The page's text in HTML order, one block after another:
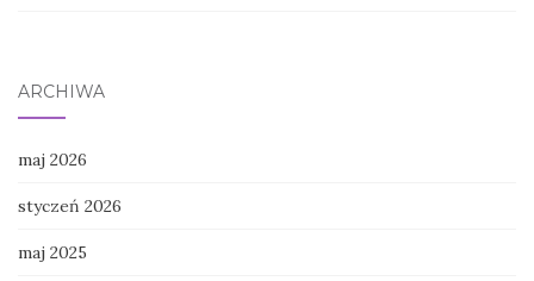
ARCHIWA
maj 2026
styczeń 2026
maj 2025